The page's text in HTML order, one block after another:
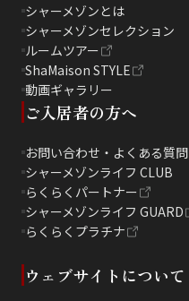
シャーメゾンとは
シャーメゾンセレクション
ルームツアー
ShaMaison STYLE
動画ギャラリー
ご入居者の方へ
お問い合わせ・よくある質問
シャーメゾンライフ CLUB
らくらくパートナー
シャーメゾンライフ GUARD
らくらくプラチナ
ウェブサイトについて